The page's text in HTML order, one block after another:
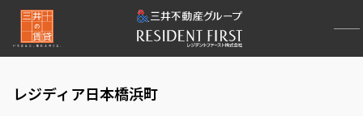
レジディア日本橋浜町